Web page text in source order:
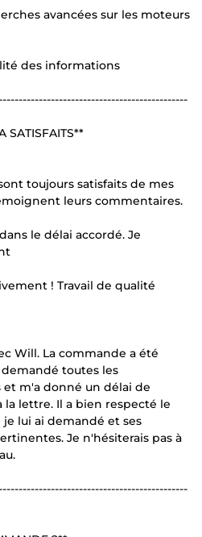
avancées sur les moteurs
des informations
SATISFAITS**
toujours satisfaits de mes
leurs commentaires.
le délai accordé. Je
! Travail de qualité
Will. La commande a été
toutes les
m'a donné un délai de
la lettre. Il a bien respecté le
lui ai demandé et ses
Je n'hésiterais pas à